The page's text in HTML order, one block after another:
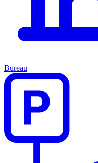
Bureau